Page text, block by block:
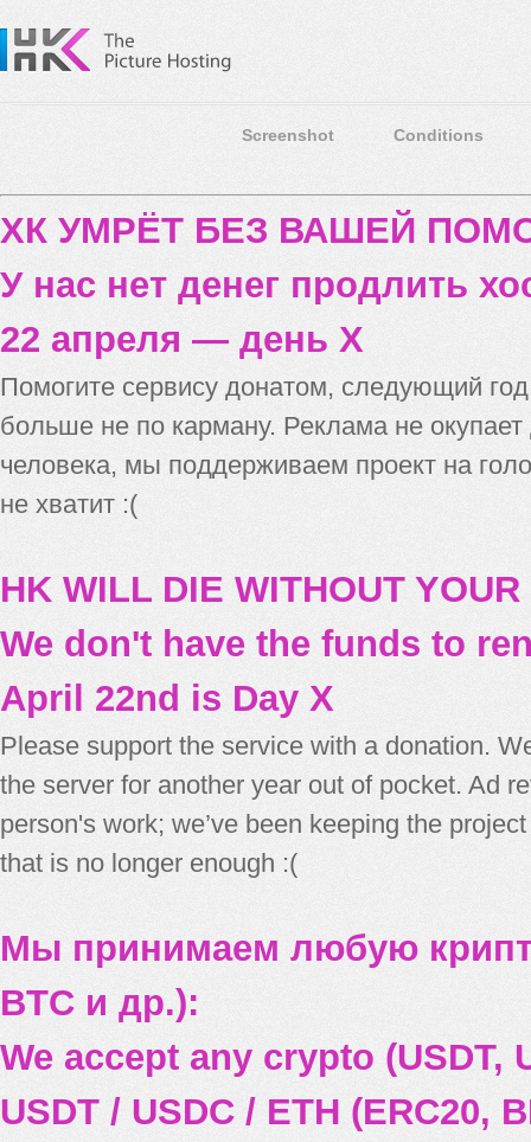
Screenshot Conditions
ХК УМРЁТ БЕЗ ВАШЕЙ
У нас нет денег продлить
22 апреля — день X
Помогите сервису донатом, следующий
больше не по карману. Реклама не
человека, мы поддерживаем проект на
не хватит :(
HK WILL DIE WITHOUT
We don't have the funds to
April 22nd is Day X
Please support the service with a donation.
the server for another year out of pocket. Ad
person's work; we’ve been keeping the
that is no longer enough :(
Мы принимаем любую
BTC и др.):
We accept any crypto (USDT,
USDT / USDC / ETH (ERC20,